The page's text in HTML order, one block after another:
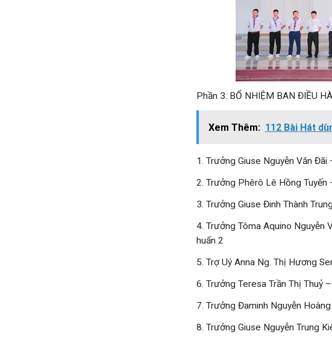
Phần 3: BỔ NHIỆM BAN ĐIỀU
Xem Thêm: 112 Bài Hát
1. Trưởng Giuse Nguyễn Văn
2. Trưởng Phêrô Lê Hồng
3. Trưởng Giuse Đinh Thành
4. Trưởng Tôma Aquino Nguyễn
huấn 2
5. Trợ Uý Anna Ng. Thị Hương
6. Trưởng Teresa Trần Thị Thuỷ
7. Trưởng Đaminh Nguyễn
8. Trưởng Giuse Nguyễn Trung